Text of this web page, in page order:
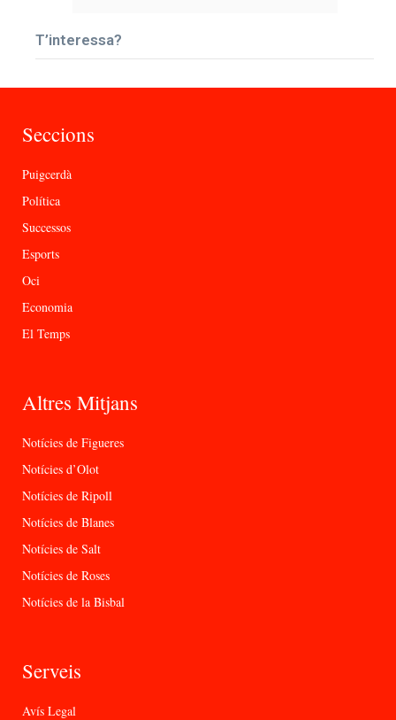
T’interessa?
Seccions
Puigcerdà
Política
Successos
Esports
Oci
Economia
El Temps
Altres Mitjans
Notícies de Figueres
Notícies d’Olot
Notícies de Ripoll
Notícies de Blanes
Notícies de Salt
Notícies de Roses
Notícies de la Bisbal
Serveis
Avís Legal